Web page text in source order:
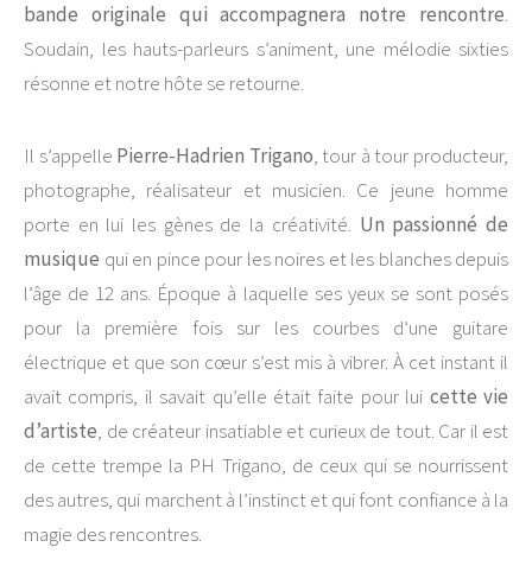
bande originale qui accompagnera notre rencontre.
Soudain, les hauts-parleurs s’animent, une mélodie sixties
résonne et notre hôte se retourne.
Il s’appelle Pierre-Hadrien Trigano, tour à tour producteur,
photographe, réalisateur et musicien. Ce jeune homme
porte en lui les gènes de la créativité. Un passionné de
musique qui en pince pour les noires et les blanches depuis
l’âge de 12 ans. Époque à laquelle ses yeux se sont posés
pour la première fois sur les courbes d’une guitare
électrique et que son cœur s’est mis à vibrer. À cet instant il
avait compris, il savait qu’elle était faite pour lui cette vie
d’artiste, de créateur insatiable et curieux de tout. Car il est
de cette trempe la PH Trigano, de ceux qui se nourrissent
des autres, qui marchent à l’instinct et qui font confiance à la
magie des rencontres.